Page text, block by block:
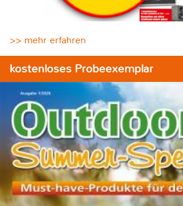
>> mehr erfahren
kostenloses Probeexemplar